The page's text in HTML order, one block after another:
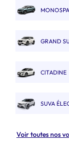
GRAND
CITADINE
SUVA
Voir toutes nos